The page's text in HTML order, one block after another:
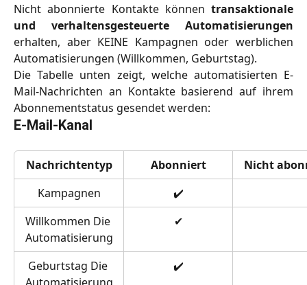
Nicht abonnierte Kontakte können transaktionale
und verhaltensgesteuerte Automatisierungen
erhalten, aber KEINE Kampagnen oder werblichen
Automatisierungen (Willkommen, Geburtstag).
Die Tabelle unten zeigt, welche automatisierten E-
Mail-Nachrichten an Kontakte basierend auf ihrem
Abonnementstatus gesendet werden:
E-Mail-Kanal
Nachrichtentyp Abonniert
Nicht
Kampagnen
✔️
Willkommen Die
Automatisierung
✔
Geburtstag Die
✔️